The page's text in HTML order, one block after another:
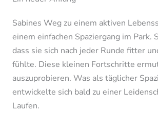
Sabines Weg zu einem aktiven
einem einfachen Spaziergang im Park.
dass sie sich nach jeder Runde fitter
fühlte. Diese kleinen Fortschritte
auszuprobieren. Was als täglicher
entwickelte sich bald zu einer
Laufen.